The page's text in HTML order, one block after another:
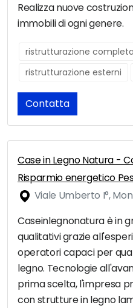
Realizza nuove
immobili di ogni genere.
ristrutturazione completa
ristrutturazione esterni
Contatta
Case in Legno Natura -
Risparmio energetico
Viale Umberto I°,
Caseinlegnonatura è in
qualitativi grazie
operatori capaci per
legno. Tecnologie
prima scelta, l'impresa
con strutture in legno